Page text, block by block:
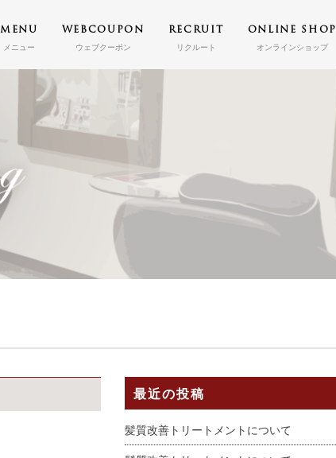
MENU
メニュー
WEBCOUPON
ウェブクーポン
RECRUIT
リクルート
ONLINE SHOP
オンラインショップ
最近の投稿
髪質改善トリートメントについて